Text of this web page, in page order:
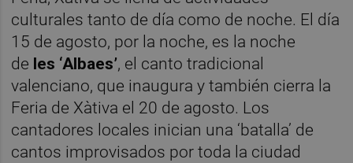
culturales tanto de día como de noche. El día
15 de agosto, por la noche, es la noche
de les ‘Albaes’, el canto tradicional
valenciano, que inaugura y también cierra la
Feria de Xàtiva el 20 de agosto. Los
cantadores locales inician una ‘batalla’ de
cantos improvisados por toda la ciudad